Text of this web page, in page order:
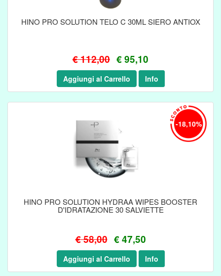
HINO PRO SOLUTION TELO C 30ML SIERO ANTIOX
€ 112,00 € 95,10
Aggiungi al Carrello Info
HINO PRO SOLUTION HYDRAA WIPES BOOSTER
D'IDRATAZIONE 30 SALVIETTE
€ 58,00 € 47,50
Aggiungi al Carrello Info
-18,10%